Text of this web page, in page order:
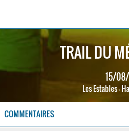
TRAIL DU
15/
Les Estables -
COMMENTAIRES